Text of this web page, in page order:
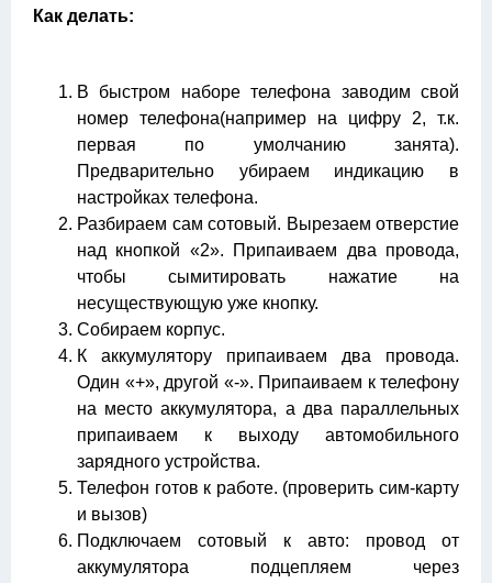
Как делать:
В быстром наборе телефона заводим свой
номер телефона(например на цифру 2, т.к.
первая по умолчанию занята).
Предварительно убираем индикацию в
настройках телефона.
Разбираем сам сотовый. Вырезаем отверстие
над кнопкой «2». Припаиваем два провода,
чтобы сымитировать нажатие на
несуществующую уже кнопку.
Собираем корпус.
К аккумулятору припаиваем два провода.
Один «+», другой «-». Припаиваем к телефону
на место аккумулятора, а два параллельных
припаиваем к выходу автомобильного
зарядного устройства.
Телефон готов к работе. (проверить сим-карту
и вызов)
Подключаем сотовый к авто: провод от
аккумулятора подцепляем через